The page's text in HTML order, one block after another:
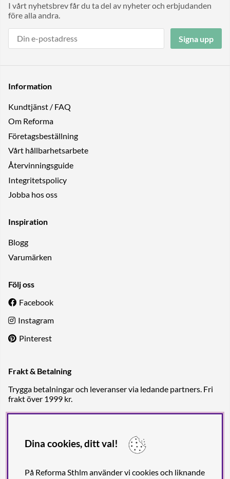
I vårt nyhetsbrev får du ta del av nyheter och erbjudanden
före alla andra.
Signa upp
Information
Kundtjänst / FAQ
Om Reforma
Företagsbeställning
Vårt hållbarhetsarbete
Återvinningsguide
Integritetspolicy
Jobba hos oss
Inspiration
Blogg
Varumärken
Följ oss
Facebook
Instagram
Pinterest
Frakt & Betalning
Trygga betalningar och leveranser via ledande partners. Fri
frakt över 1999 kr.
Dina cookies, ditt val!
På Reforma Sthlm använder vi cookies och liknande